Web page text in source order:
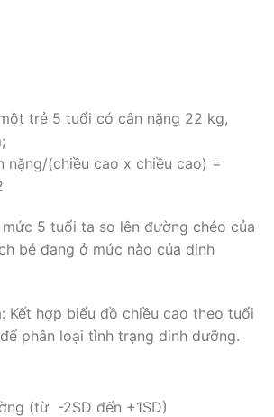
trẻ 5 tuổi có cân nặng 22 kg,
nặng/(chiều cao x chiều cao) =
mức 5 tuổi ta so lên đường chéo của
bé đang ở mức nào của dinh
Kết hợp biểu đồ chiều cao theo tuổi
phân loại tình trạng dinh dưỡng.
(từ -2SD đến +1SD)